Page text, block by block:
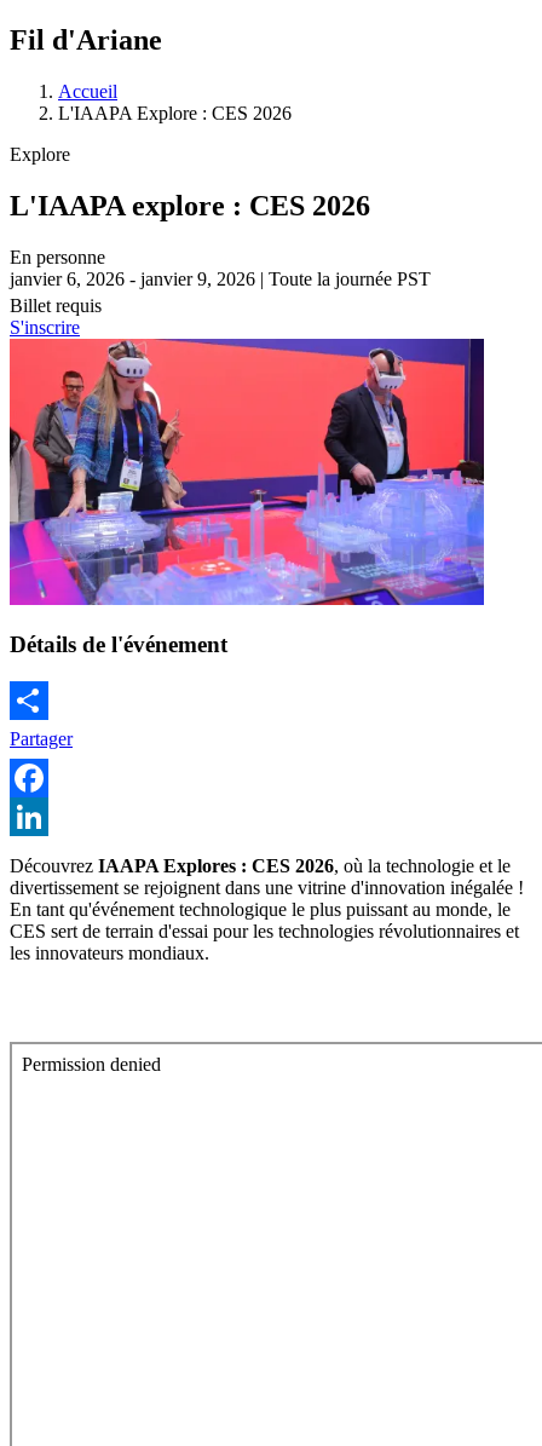
Fil d'Ariane
Accueil
L'IAAPA Explore : CES 2026
Explore
L'IAAPA explore : CES 2026
En personne
janvier 6, 2026 - janvier 9, 2026 | Toute la journée PST
Billet requis
S'inscrire
Détails de l'événement
Partager
Facebook
LinkedIn
Découvrez IAAPA Explores : CES 2026, où la technologie et le
divertissement se rejoignent dans une vitrine d'innovation inégalée !
En tant qu'événement technologique le plus puissant au monde, le
CES sert de terrain d'essai pour les technologies révolutionnaires et
les innovateurs mondiaux.